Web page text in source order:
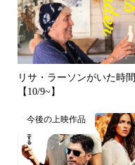
リサ・ラーソンがいた時間
【10/9~】
今後の上映作品